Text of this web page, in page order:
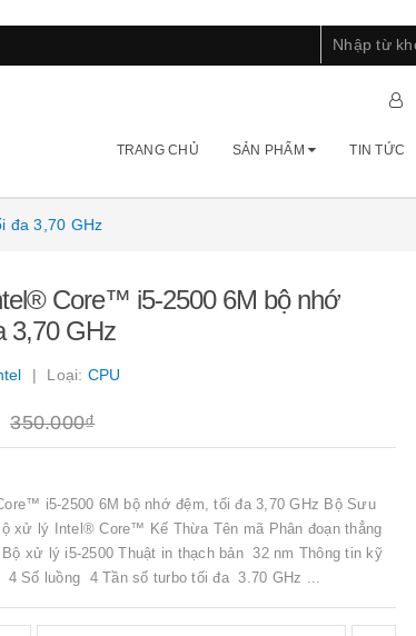
TRANG CHỦ SẢN PHẨM TIN TỨC
đa 3,70 GHz
Core™ i5-2500 6M bộ nhớ
3,70 GHz
Loại: CPU
350.000₫
i5-2500 6M bộ nhớ đệm, tối đa 3,70 GHz Bộ Sưu
xử lý Intel® Core™ Kế Thừa Tên mã Phân đoạn thẳng
xử lý i5-2500 Thuật in thạch bản 32 nm Thông tin kỹ
4 Số luồng 4 Tần số turbo tối đa 3.70 GHz ...